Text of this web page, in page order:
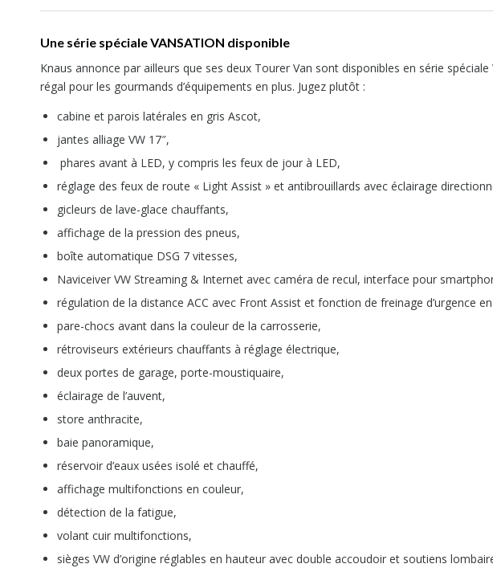
Une série spéciale VANSATION disponible
Knaus annonce par ailleurs que ses deux Tourer Van sont disponibles en série
régal pour les gourmands d’équipements en plus. Jugez plutôt :
cabine et parois latérales en gris Ascot,
jantes alliage VW 17″,
phares avant à LED, y compris les feux de jour à LED,
réglage des feux de route « Light Assist » et antibrouillards avec éclairage
gicleurs de lave-glace chauffants,
affichage de la pression des pneus,
boîte automatique DSG 7 vitesses,
Naviceiver VW Streaming & Internet avec caméra de recul, interface pour
régulation de la distance ACC avec Front Assist et fonction de freinage d’urgence
pare-chocs avant dans la couleur de la carrosserie,
rétroviseurs extérieurs chauffants à réglage électrique,
deux portes de garage, porte-moustiquaire,
éclairage de l’auvent,
store anthracite,
baie panoramique,
réservoir d’eaux usées isolé et chauffé,
affichage multifonctions en couleur,
détection de la fatigue,
volant cuir multifonctions,
sièges VW d’origine réglables en hauteur avec double accoudoir et soutiens